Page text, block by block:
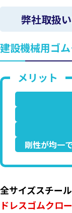
弊社取扱
建設機械用ゴ
剛性が均一
全サイズスチー
ドレスゴムクロ